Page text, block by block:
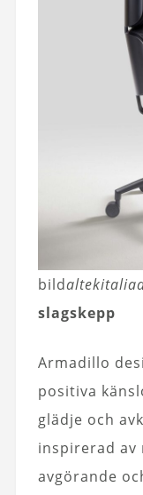
bild
slagskepp
Armadillo
positiva
glädje och
inspirerad av
avgörande